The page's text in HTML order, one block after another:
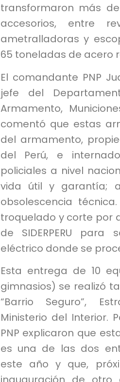
transformaron más
accesorios, entre
ametralladoras y
65 toneladas de acero
El comandante PNP
jefe del
Armamento,
comentó que estas
del armamento,
del Perú, e
policiales a nivel
vida útil y garantía;
obsolescencia
troquelado y corte por
de SIDERPERU
eléctrico donde se
Esta entrega de 10
gimnasios) se realizó
“Barrio Seguro”,
Ministerio del Interior.
PNP explicaron que
es una de las dos
este año y que,